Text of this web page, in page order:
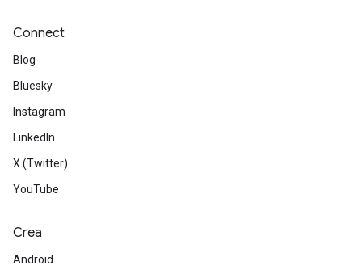
Connect
Blog
Bluesky
Instagram
LinkedIn
X (Twitter)
YouTube
Crea
Android